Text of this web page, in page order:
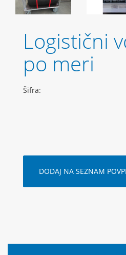
Logistični
po meri
Šifra:
DODAJ NA SEZNAM